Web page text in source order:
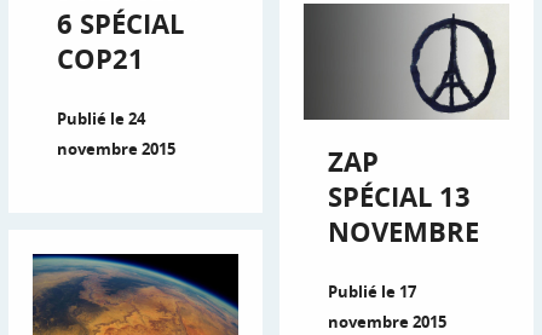
6 SPÉCIAL
COP21
Publié le 24
novembre 2015
ZAP
SPÉCIAL 13
NOVEMBRE
Publié le 17
novembre 2015